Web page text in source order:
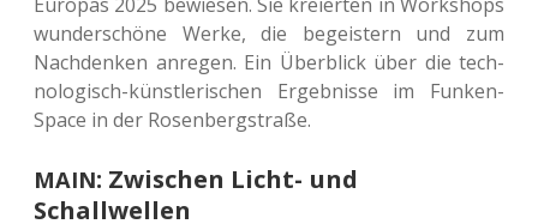
Euro­pas 2025 bewie­sen. Sie kre­ierten in Work­shops
wun­der­schö­ne Werke, die begeis­tern und zum
Nach­den­ken anre­gen. Ein Über­blick über die tech­
no­lo­gisch-künst­le­ri­schen Ergeb­nis­se im Funken-
Space in der Rosenbergstraße.
MAIN: Zwischen Licht- und
Schallwellen